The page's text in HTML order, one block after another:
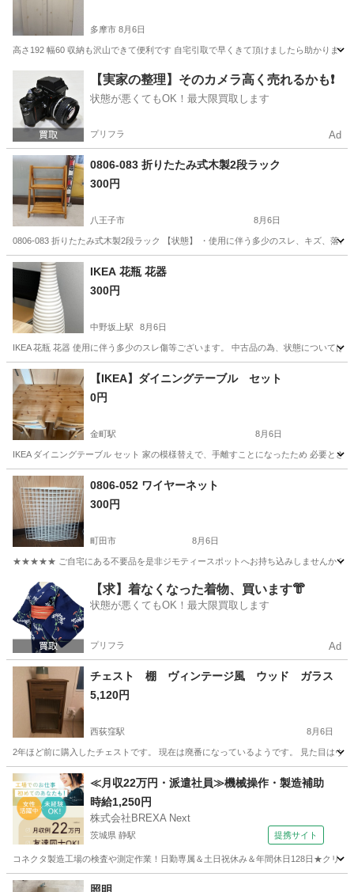
多摩市 8月6日
高さ192 幅60 収納も沢山できて便利です 自宅引取で早くきて頂けましたら助かります
収納家具
【実家の整理】そのカメラ高く売れるかも❗️
状態が悪くてもOK！最大限買取します
プリフラ Ad
0806-083 折りたたみ式木製2段ラック
300円
八王子市 8月6日
0806-083 折りたたみ式木製2段ラック 【状態】 ・使用に伴う多少のスレ、キズ、落
東京 八王子市 収納家具 現地
IKEA 花瓶 花器
300円
中野坂上駅 8月6日
IKEA 花瓶 花器 使用に伴う多少のスレ傷等ございます。 中古品の為、状態について
東京 中野区 中野坂上駅 インテリア雑貨/小物 花器
【IKEA】ダイニングテーブル セット
0円
金町駅 8月6日
IKEA ダイニングテーブル セット 家の模様替えで、手離すことになったため 必要と
東京 葛飾区 テーブル
0806-052 ワイヤーネット
300円
町田市 8月6日
★★★★★ ご自宅にある不要品を是非ジモティースポットへお持ち込みしませんか？
東京 町田市 収納家具 現地
【求】着なくなった着物、買います👘
状態が悪くてもOK！最大限買取します
プリフラ Ad
チェスト 棚 ヴィンテージ風 ウッド ガラス
5,120円
西荻窪駅 8月6日
2年ほど前に購入したチェストです。 現在は廃番になっているようです。 見た目はヴ
東京 杉並区 西荻窪駅 収納家具 ヴィンテージ
≪月収22万円・派遣社員≫機械操作・製造補助
時給1,250円
株式会社BREXA Next
茨城県 静駅 提携サイト
コネクタ製造工場の検査や測定作業！日勤専属＆土日祝休み＆年間休日128日★クリ
茨城 常陸大宮市